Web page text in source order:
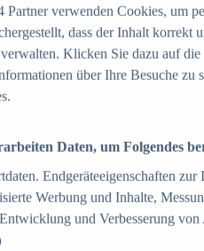
Zum Report
des Umsatzes in
Deutschland und weltweit
50 Online Shops in
Zahlungsverfahren in
im Online-Handel in
Partner verwenden Cookies, um
dass der Inhalt korrekt
Klicken Sie dazu auf
über Ihre Besuche
Daten, um Folgendes
Endgeräteeigenschaften
Werbung und Inhalte,
und Verbesserung von